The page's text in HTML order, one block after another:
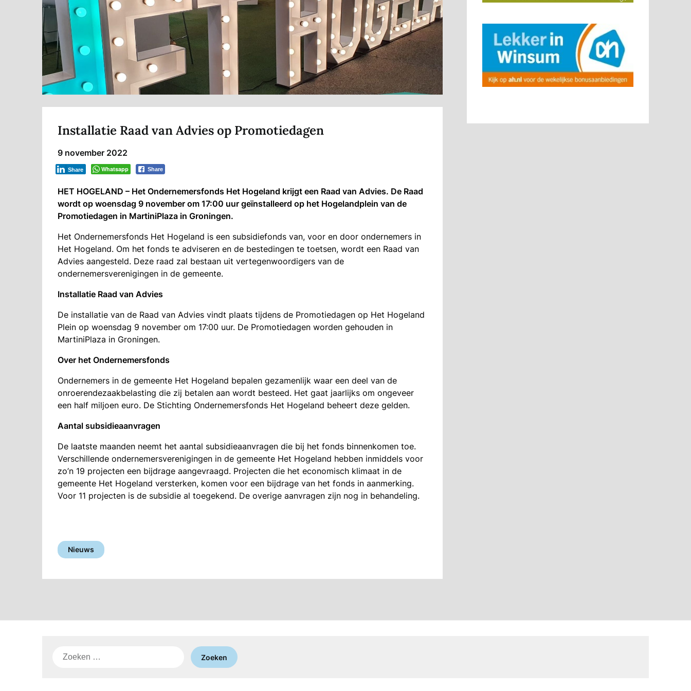
Installatie Raad van Advies op Promotiedagen
9 november 2022
Whatsapp Share
Share
HET HOGELAND – Het Ondernemersfonds Het Hogeland krijgt een Raad van Advies. De Raad
wordt op woensdag 9 november om 17:00 uur geïnstalleerd op het Hogelandplein van de
Promotiedagen in MartiniPlaza in Groningen.
Het Ondernemersfonds Het Hogeland is een subsidiefonds van, voor en door ondernemers in
Het Hogeland. Om het fonds te adviseren en de bestedingen te toetsen, wordt een Raad van
Advies aangesteld. Deze raad zal bestaan uit vertegenwoordigers van de
ondernemersverenigingen in de gemeente.
Installatie Raad van Advies
De installatie van de Raad van Advies vindt plaats tijdens de Promotiedagen op Het Hogeland
Plein op woensdag 9 november om 17:00 uur. De Promotiedagen worden gehouden in
MartiniPlaza in Groningen.
Over het Ondernemersfonds
Ondernemers in de gemeente Het Hogeland bepalen gezamenlijk waar een deel van de
onroerendezaakbelasting die zij betalen aan wordt besteed. Het gaat jaarlijks om ongeveer
een half miljoen euro. De Stichting Ondernemersfonds Het Hogeland beheert deze gelden.
Aantal subsidieaanvragen
De laatste maanden neemt het aantal subsidieaanvragen die bij het fonds binnenkomen toe.
Verschillende ondernemersverenigingen in de gemeente Het Hogeland hebben inmiddels voor
zo’n 19 projecten een bijdrage aangevraagd. Projecten die het economisch klimaat in de
gemeente Het Hogeland versterken, komen voor een bijdrage van het fonds in aanmerking.
Voor 11 projecten is de subsidie al toegekend. De overige aanvragen zijn nog in behandeling.
Nieuws
Zoeken